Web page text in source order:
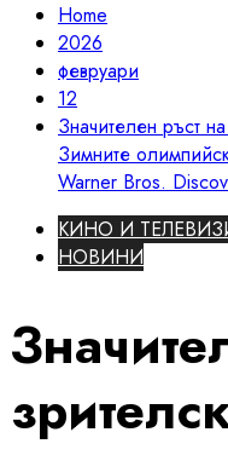
Home
2026
февруари
12
Значителен ръст
Зимните
Warner Bros.
КИНО И
НОВИНИ